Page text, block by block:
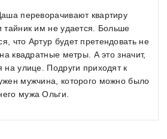
переворачивают квартиру
тайник им не удается. Больше
что Артур будет претендовать не
квадратные метры. А это значит,
на улице. Подруги приходят к
мужчина, которого можно было
мужа Ольги.